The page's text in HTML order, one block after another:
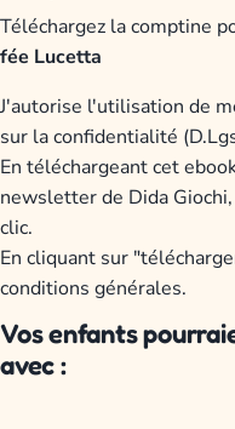
Téléchargez la comptine
fée Lucetta
J'autorise l'utilisation de
sur la confidentialité
En téléchargeant cet
newsletter de Dida
clic.
En cliquant sur
conditions générales.
Vos enfants
avec :